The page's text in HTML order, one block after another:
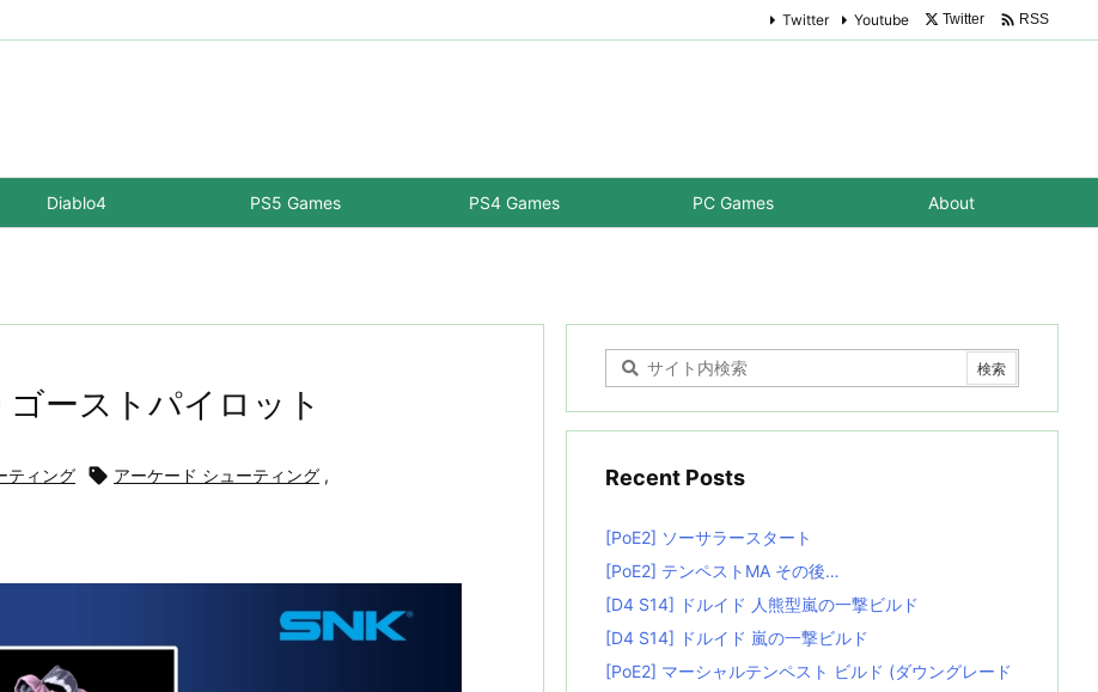
Diablo4 PS5 Games PS4 Games PC Games About
Twitter Youtube Twitter  RSS
ーストパイロット
ティング  アーケード シューティング ,
Recent Posts
[PoE2] ソーサラースタート
[PoE2] テンペストMA その後…
[D4 S14] ドルイド 人熊型嵐の一撃ビルド
[D4 S14] ドルイド 嵐の一撃ビルド
[PoE2] マーシャルテンペスト ビルド (ダウングレード